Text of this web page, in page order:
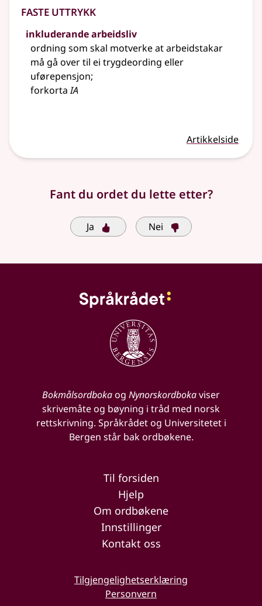
Faste uttrykk
inkluderande arbeidsliv
ordning som skal motverke at arbeidstakar
må gå over til ei trygdeording eller
uførepensjon;
forkortaIA
Artikkelside
Fant du ordet du lette etter?
Ja Nei
Bokmålsordbokaog Nynorskordbokaviser
skrivemåte og bøyning i tråd med norsk
rettskrivning. Språkrådet og Universitetet i
Bergen står bak ordbøkene.
Til forsiden
Hjelp
Om ordbøkene
Innstillinger
Kontakt oss
Tilgjengelighetserklæring
Personvern